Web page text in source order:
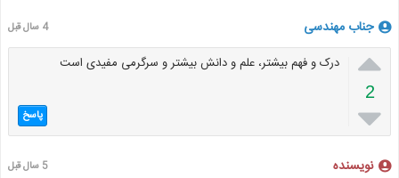
جناب مهندسی 4 سال قبل

2

درک و فهم بیشتر، علم و دانش بیشتر و سرگرمی مفیدی است
پاسخ
نویسنده 5 سال قبل